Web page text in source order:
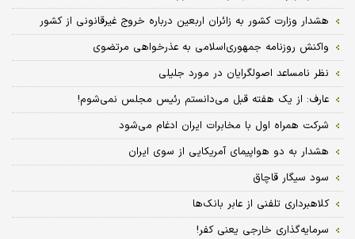
هشدار وزارت کشور به زائران اربعین درباره خروج غیر‌قانونی از کشور
واکنش روزنامه جمهوری‌اسلامی به عذرخواهی مرتضوی
نظر نامساعد اصولگرایان در مورد جلیلی
عارف: از یک هفته قبل می‌دانستم رئیس مجلس نمی‌شوم!
شرکت همراه اول با مخابرات ایران ادغام می‌شود
هشدار به دو هواپیمای آمریکایی از سوی ایران
سود سیگار قاچاق
کلاهبرداری تلفنی از عابر بانک‌ها
سرمایه‌گذاری خارجی یعنی کفر!